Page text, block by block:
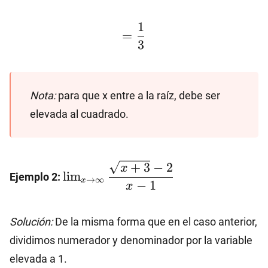
=\dfrac{1}
=
3
1
Nota:para que x entre a la raíz, debe ser
elevada al cuadrado.
Ejemplo 2:
\lim_{x\to \infty}
\dfrac{\sqrt{x+3}-2}
limx→∞
x − 1
x + 3 − 2
Solución:De la misma forma que en el caso anterior,
dividimos numerador y denominador por la variable
elevada a 1.